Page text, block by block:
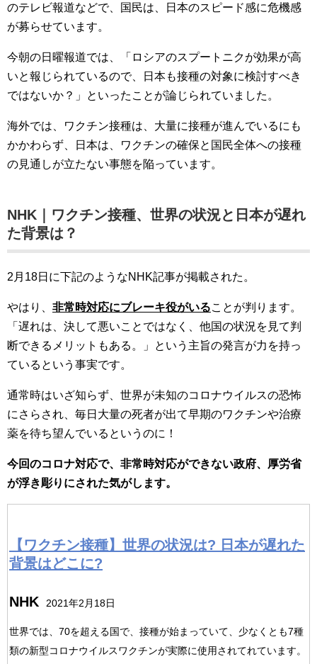
のテレビ報道などで、国民は、日本のスピード感に危機感
が募らせています。
今朝の日曜報道では、「ロシアのスプートニクが効果が高
いと報じられているので、日本も接種の対象に検討すべき
ではないか？」といったことが論じられていました。
海外では、ワクチン接種は、大量に接種が進んでいるにも
かかわらず、日本は、ワクチンの確保と国民全体への接種
の見通しが立たない事態を陥っています。
NHK｜ワクチン接種、世界の状況と日本が遅れ
た背景は？
2月18日に下記のようなNHK記事が掲載された。
やはり、 非常時対応にブレーキ役がいることが判ります。
「遅れは、決して悪いことではなく、他国の状況を見て判
断できるメリットもある。」という主旨の発言が力を持っ
ているという事実です。
通常時はいざ知らず、世界が未知のコロナウイルスの恐怖
にさらされ、毎日大量の死者が出て早期のワクチンや治療
薬を待ち望んでいるというのに！
今回のコロナ対応で、非常時対応ができない政府、厚労省
が浮き彫りにされた気がします。
【ワクチン接種】世界の状況は? 日本が遅れた
背景はどこに?
NHK 2021年2月18日
世界では、70を超える国で、接種が始まっていて、少なくとも7種
類の新型コロナウイルスワクチンが実際に使用されてれています。